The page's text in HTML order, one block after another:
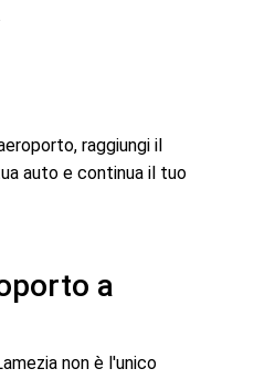
raggiungi il
auto e continua il tuo
a
non è l'unico